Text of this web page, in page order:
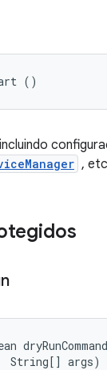
()
,
String[] args)